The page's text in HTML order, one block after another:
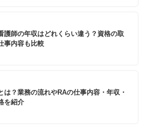
護師の年収はどれくらい違う？資格の取
事内容も比較
は？業務の流れやRAの仕事内容・年収・
を紹介